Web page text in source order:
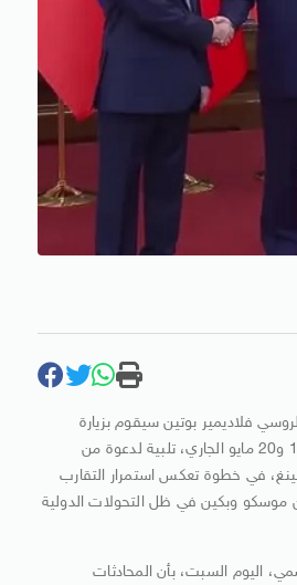
فلاديمير بوتين سيقوم بزيارة
رسمية إلى الصين يومي 19 و20 مايو الجاري، تلبية لدعوة من
في خطوة تعكس استمرار التقارب
موسكو وبكين في ظل التحولات الدولية
اليوم السبت، بأن المحادثات